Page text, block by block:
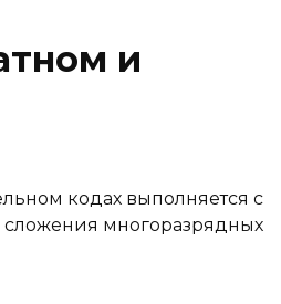
и
кодах выполняется с
многоразрядных